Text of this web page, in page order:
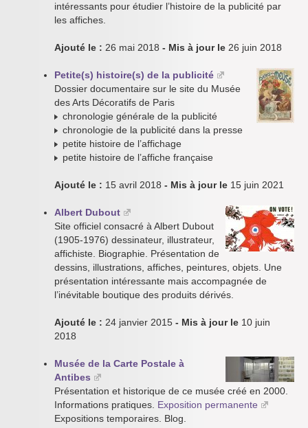
intéressants pour étudier l’histoire de la publicité par
les affiches.
Ajouté le : 26 mai 2018 - Mis à jour le 26 juin 2018
Petite(s) histoire(s) de la publicité
Dossier documentaire sur le site du Musée
des Arts Décoratifs de Paris
chronologie générale de la publicité
chronologie de la publicité dans la presse
petite histoire de l’affichage
petite histoire de l’affiche française
Ajouté le : 15 avril 2018 - Mis à jour le 15 juin 2021
Albert Dubout
Site officiel consacré à Albert Dubout
(1905-1976) dessinateur, illustrateur,
affichiste. Biographie. Présentation de
dessins, illustrations, affiches, peintures, objets. Une
présentation intéressante mais accompagnée de
l’inévitable boutique des produits dérivés.
Ajouté le : 24 janvier 2015 - Mis à jour le 10 juin
2018
Musée de la Carte Postale à
Antibes
Présentation et historique de ce musée créé en 2000.
Informations pratiques. Exposition permanente
Expositions temporaires. Blog.